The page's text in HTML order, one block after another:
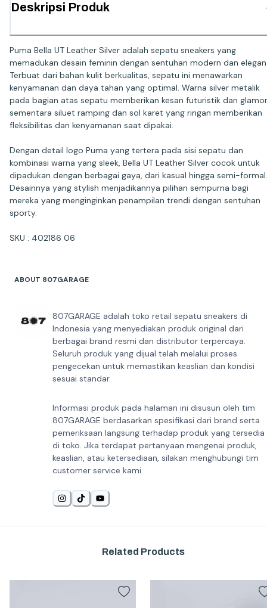
Deskripsi Produk
Puma Bella UT Leather Silver adalah sepatu sneakers yang
memadukan desain feminin dengan sentuhan modern dan
Terbuat dari bahan kulit berkualitas, sepatu ini menawarkan
kenyamanan dan daya tahan yang optimal. Warna silver metalik
pada bagian atas sepatu memberikan kesan futuristik dan
sementara siluet ramping dan sol karet yang ringan memberikan
fleksibilitas dan kenyamanan saat dipakai.
Dengan detail logo Puma yang tertera pada sisi sepatu dan
kombinasi warna yang sleek, Bella UT Leather Silver cocok untuk
dipadukan dengan berbagai gaya, dari kasual hingga semi-formal.
Desainnya yang stylish menjadikannya pilihan sempurna bagi
mereka yang menginginkan penampilan trendi dengan sentuhan
sporty.
SKU : 402186 06
ABOUT 807GARAGE
807GARAGE adalah toko retail sepatu sneakers di
Indonesia yang menyediakan produk original dari
berbagai brand resmi dan distributor terpercaya.
Seluruh produk yang dijual telah melalui proses
pengecekan untuk memastikan keaslian dan kondisi
sesuai standar.
Informasi produk pada halaman ini disusun oleh tim
807GARAGE berdasarkan spesifikasi dari brand serta
pemeriksaan langsung terhadap produk yang tersedia
di toko. Jika terdapat pertanyaan mengenai produk,
keaslian, atau ketersediaan, silakan menghubungi tim
customer service kami.
Related Products